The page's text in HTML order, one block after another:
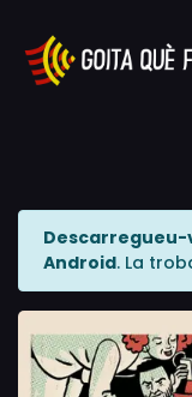
Descarregueu-
Android. La